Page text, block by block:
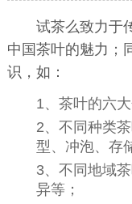
试茶么致力于
中国茶叶的魅力；
识，如：
1、茶叶的六
2、不同种类
型、冲泡、存
3、不同地域
异等；